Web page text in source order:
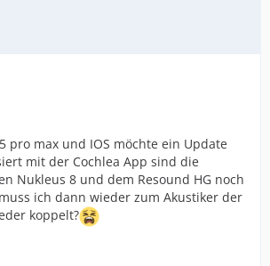
pro max und IOS möchte ein Update
mit der Cochlea App sind die
Nukleus 8 und dem Resound HG noch
ich dann wieder zum Akustiker der
koppelt?